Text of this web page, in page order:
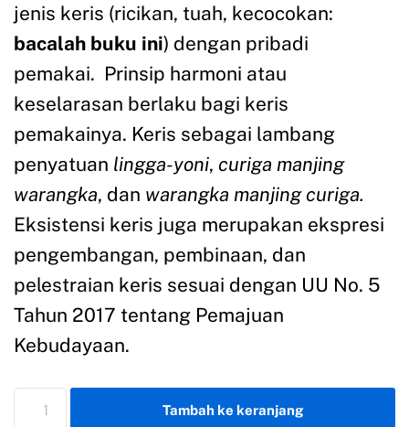
jenis keris (ricikan, tuah, kecocokan:
bacalah buku ini) dengan pribadi
pemakai. Prinsip harmoni atau
keselarasan berlaku bagi keris
pemakainya. Keris sebagai lambang
penyatuan lingga-yoni, curiga manjing
warangka, dan warangka manjing curiga.
Eksistensi keris juga merupakan ekspresi
pengembangan, pembinaan, dan
pelestraian keris sesuai dengan UU No. 5
Tahun 2017 tentang Pemajuan
Kebudayaan.
Tambah ke keranjang